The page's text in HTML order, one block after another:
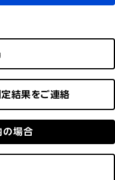
結果をご連絡
の場合